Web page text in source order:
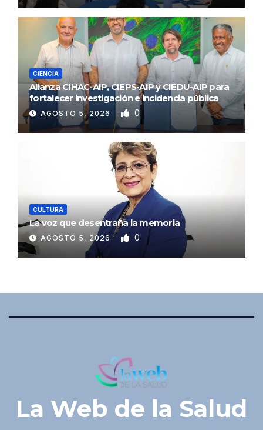
CIENCIA
Alianza CIHAC-AIP, CIEPS-AIP y CIEDU-AIP para
fortalecer investigación e incidencia pública
AGOSTO 5, 2026 0
CULTURA
La voz que desentraña la memoria
AGOSTO 5, 2026 0
La Web de la Salud